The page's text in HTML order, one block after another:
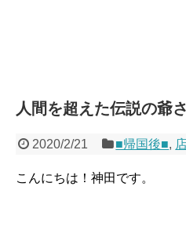
人間を超えた伝説の爺
2020/2/21 ■帰国後■,
こんにちは！神田です。